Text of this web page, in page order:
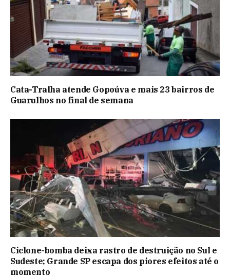
Cata-Tralha atende Gopoúva e mais 23 bairros de
Guarulhos no final de semana
Ciclone-bomba deixa rastro de destruição no Sul e
Sudeste; Grande SP escapa dos piores efeitos até o
momento